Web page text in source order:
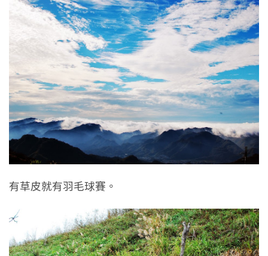
有草皮就有羽毛球賽。